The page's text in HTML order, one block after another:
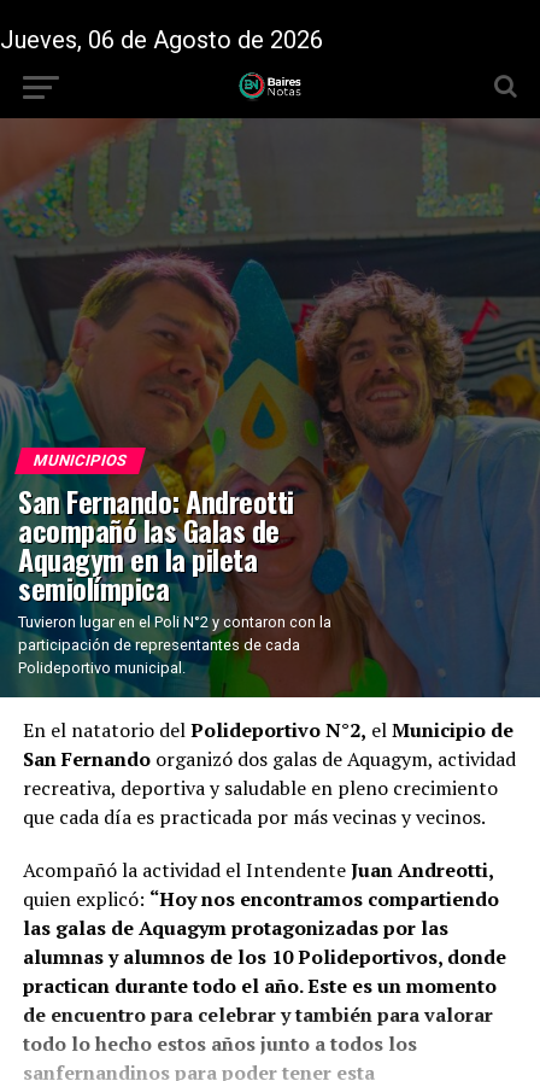
Jueves, 06 de Agosto de 2026
MUNICIPIOS
San Fernando: Andreotti
acompañó las Galas de
Aquagym en la pileta
semiolímpica
Tuvieron lugar en el Poli N°2 y contaron con la
participación de representantes de cada
Polideportivo municipal.
En el natatorio delPolideportivo N°2, elMunicipio de
San Fernandoorganizó dos galas de Aquagym, actividad
recreativa, deportiva y saludable en pleno crecimiento
que cada día es practicada por más vecinas y vecinos.
Acompañó la actividad el IntendenteJuan Andreotti,
quien explicó: “Hoy nos encontramos compartiendo
las galas de Aquagym protagonizadas por las
alumnas y alumnos de los 10 Polideportivos, donde
practican durante todo el año. Este es un momento
de encuentro para celebrar y también para valorar
todo lo hecho estos años junto a todos los
sanfernandinos para poder tener esta